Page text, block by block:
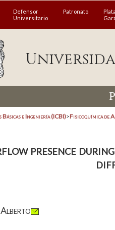
Defensor
Universitario
Patronato
e Ingeniería (ICBI)>Fisicoquímica de
presence
Alberto